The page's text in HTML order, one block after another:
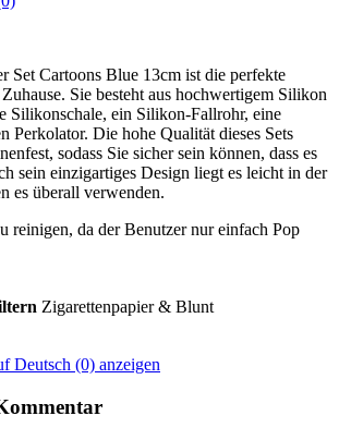
Set Cartoons Blue 13cm ist die perfekte
Sie besteht aus hochwertigem Silikon
Silikonschale, ein Silikon-Fallrohr, eine
Perkolator. Die hohe Qualität dieses Sets
sodass Sie sicher sein können, dass es
sein einzigartiges Design liegt es leicht in der
es überall verwenden.
reinigen, da der Benutzer nur einfach Pop
Zigarettenpapier & Blunt
Deutsch (0) anzeigen